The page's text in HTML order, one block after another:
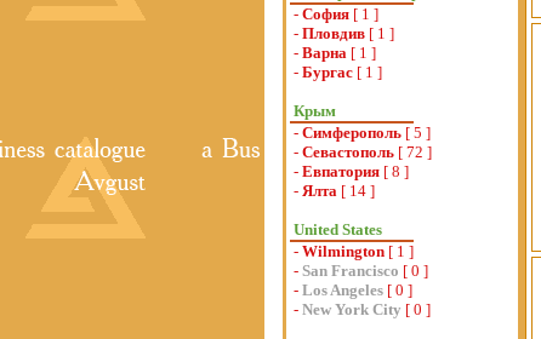
- София [ 1 ]
- Пловдив [ 1 ]
- Варна [ 1 ]
- Бургас [ 1 ]
Крым
- Симферополь [ 5 ]
- Севастополь [ 72 ]
- Евпатория [ 8 ]
- Ялта [ 14 ]
United States
- Wilmington [ 1 ]
- San Francisco [ 0 ]
- Los Angeles [ 0 ]
- New York City [ 0 ]